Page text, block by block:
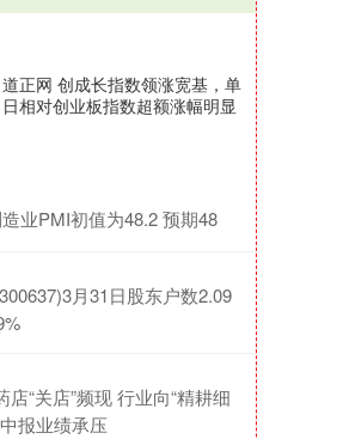
道正网 创成长指数领涨宽基，单
日相对创业板指数超额涨幅明显
业PMI初值为48.2 预期48
月31日股东户数2.09
“关店”频现 行业向“精耕细
报业绩承压